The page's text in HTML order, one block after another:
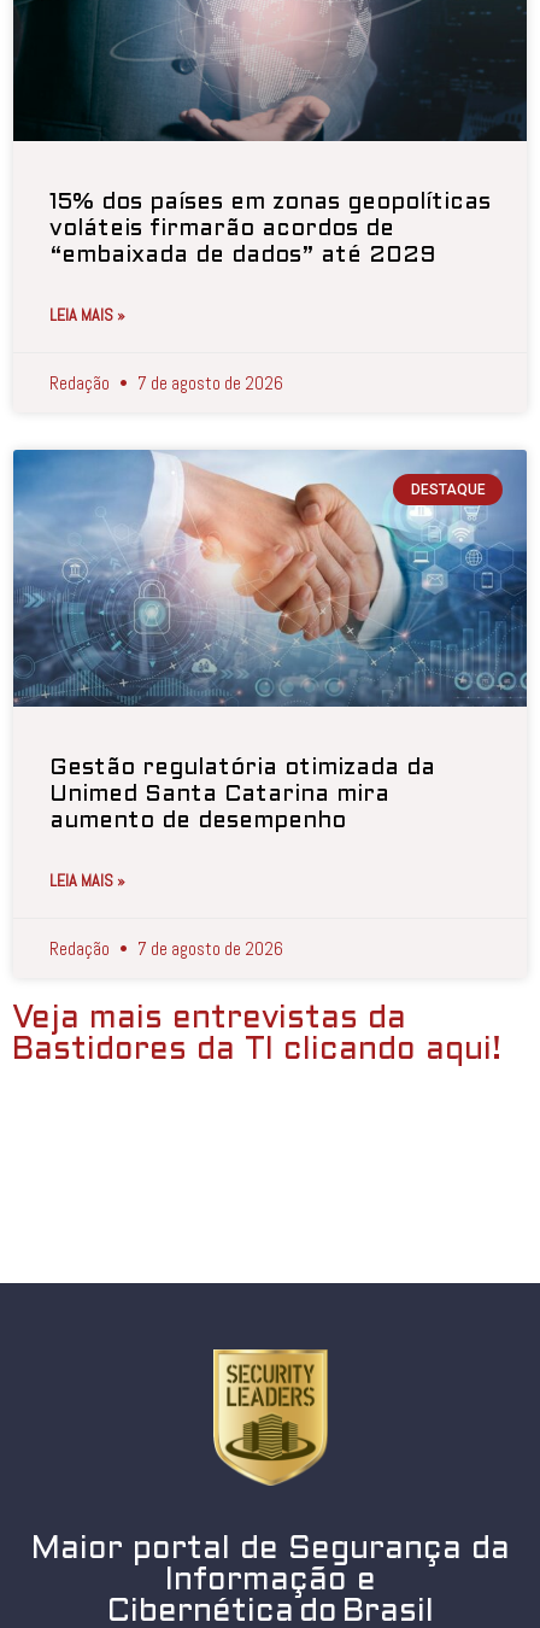
15% dos países em zonas geopolíticas
voláteis firmarão acordos de
“embaixada de dados” até 2029
LEIA MAIS »
Redação 7 de agosto de 2026
DESTAQUE
Gestão regulatória otimizada da
Unimed Santa Catarina mira
aumento de desempenho
LEIA MAIS »
Redação 7 de agosto de 2026
Veja mais entrevistas da
Bastidores da TI clicando aqui!
Maior portal de Segurança da
Informação e
Cibernética do Brasil